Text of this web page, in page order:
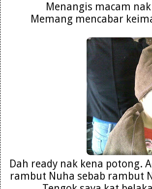
Menangis macam
Memang mencabar
Dah ready nak kena potong.
rambut Nuha sebab rambut